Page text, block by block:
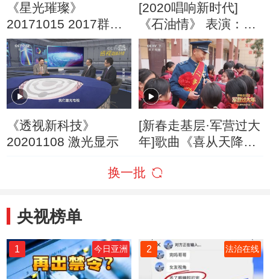
《星光璀璨》
20171015 2017群星
演唱会 第三辑
[2020唱响新时代]
《石油情》 表演：何
文岭 曹芳 栾海滨 张
馨文
《透视新科技》
20201108 激光显示
[新春走基层·军营过大
年]歌曲《喜从天降》
换一批
央视榜单
1 今日亚洲 2 法治在线